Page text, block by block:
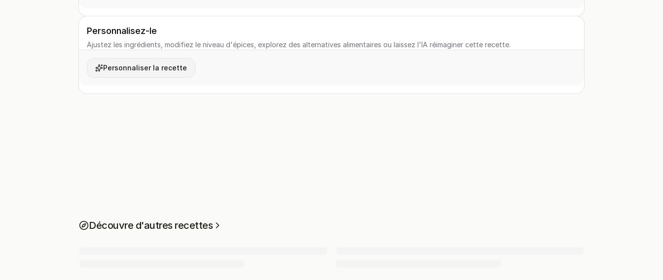
Personnalisez-le
Ajustez les ingrédients, modifiez le niveau d'épices, explorez des alternatives alimentaires ou laissez l'IA réimaginer cette recette.
Personnaliser la recette
Découvre d'autres recettes